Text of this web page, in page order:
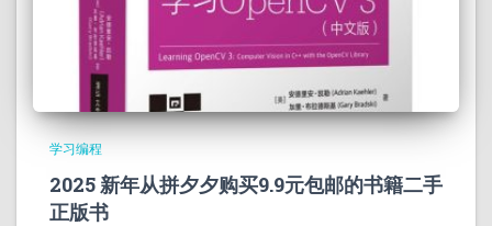
学习编程
2025 新年从拼夕夕购买9.9元包邮的书籍二手
正版书